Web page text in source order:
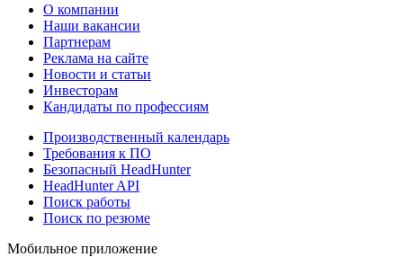
О компании
Наши вакансии
Партнерам
Реклама на сайте
Новости и статьи
Инвесторам
Кандидаты по профессиям
Производственный календарь
Требования к ПО
Безопасный HeadHunter
HeadHunter API
Поиск работы
Поиск по резюме
Мобильное приложение